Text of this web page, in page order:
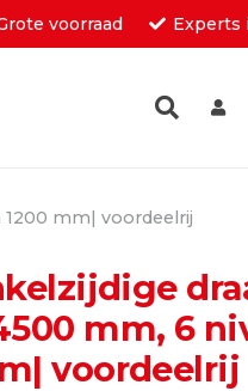
voorraad Experts
mm| voordeelrij
mm, 6
voordeelrij